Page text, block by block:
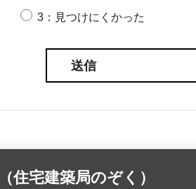
3：見つけにくかった
宅建築局のぞく）